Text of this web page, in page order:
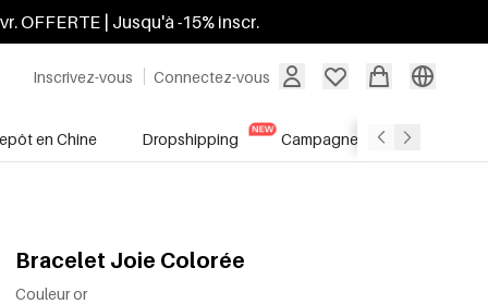
OFFERTE | Jusqu'à -15% inscr.
Inscrivez-vous Connectez-vous
en Chine Dropshipping Campagnes Soldes
Bracelet Joie Colorée
Couleur or